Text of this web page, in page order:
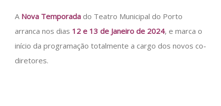
A Nova Temporada do Teatro Municipal do Porto
arranca nos dias 12 e 13 de Janeiro de 2024, e marca o
início da programação totalmente a cargo dos novos co-
diretores.